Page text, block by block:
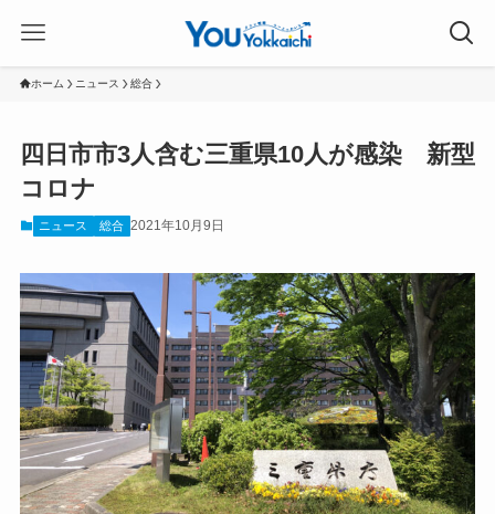
ホーム ニュース 総合
四日市市3人含む三重県10人が感染 新型
コロナ
ニュース 総合 2021年10月9日